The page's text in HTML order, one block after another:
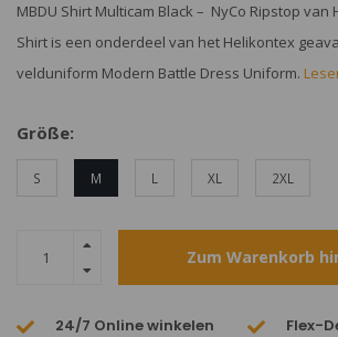
MBDU Shirt Multicam Black – NyCo Ripstop van
Shirt is een onderdeel van het Helikontex
velduniform Modern Battle Dress Uniform.
Größe:
S M L XL 2XL
Zum Warenkorb
24/7 Online winkelen Flex-